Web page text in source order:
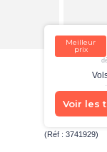
Meilleur
prix
Voir les
(Réf : 3741929)